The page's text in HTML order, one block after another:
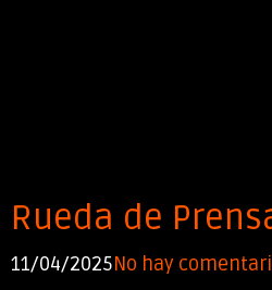
Rueda de
11/04/2025No hay